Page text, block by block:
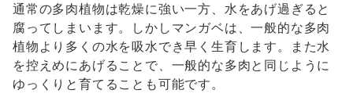
通常の多肉植物は乾燥に強い一方、水をあげ過ぎると
腐ってしまいます。しかしマンガベは、一般的な多肉
植物より多くの水を吸水でき早く生育します。また水
を控えめにあげることで、一般的な多肉と同じように
ゆっくりと育てることも可能です。